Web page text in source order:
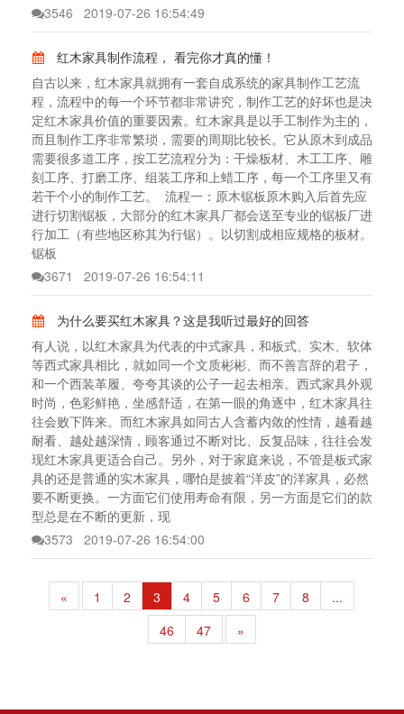
3546
2019-07-26 16:54:49
红木家具制作流程， 看完你才真的懂！
自古以来，红木家具就拥有一套自成系统的家具制作工艺流
程，流程中的每一个环节都非常讲究，制作工艺的好坏也是决
定红木家具价值的重要因素。红木家具是以手工制作为主的，
而且制作工序非常繁琐，需要的周期比较长。它从原木到成品
需要很多道工序，按工艺流程分为：干燥板材、木工工序、雕
刻工序、打磨工序、组装工序和上蜡工序，每一个工序里又有
若干个小的制作工艺。 流程一：原木锯板原木购入后首先应
进行切割锯板，大部分的红木家具厂都会送至专业的锯板厂进
行加工（有些地区称其为行锯）。以切割成相应规格的板材。
锯板
3671
2019-07-26 16:54:11
为什么要买红木家具？这是我听过最好的回答
有人说，以红木家具为代表的中式家具，和板式、实木、软体
等西式家具相比，就如同一个文质彬彬、而不善言辞的君子，
和一个西装革履、夸夸其谈的公子一起去相亲。西式家具外观
时尚，色彩鲜艳，坐感舒适，在第一眼的角逐中，红木家具往
往会败下阵来。而红木家具如同古人含蓄内敛的性情，越看越
耐看、越处越深情，顾客通过不断对比、反复品味，往往会发
现红木家具更适合自己。另外，对于家庭来说，不管是板式家
具的还是普通的实木家具，哪怕是披着“洋皮”的洋家具，必然
要不断更换。一方面它们使用寿命有限，另一方面是它们的款
型总是在不断的更新，现
3573
2019-07-26 16:54:00
« 1 2 3 4 5 6 7 8
...
46
47 »